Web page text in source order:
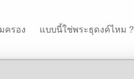
ครอง แบบนี้ใช่พระธุดงค์ไหม ?